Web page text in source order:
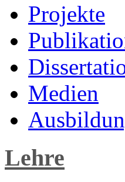
Projekte
Medien
Lehre